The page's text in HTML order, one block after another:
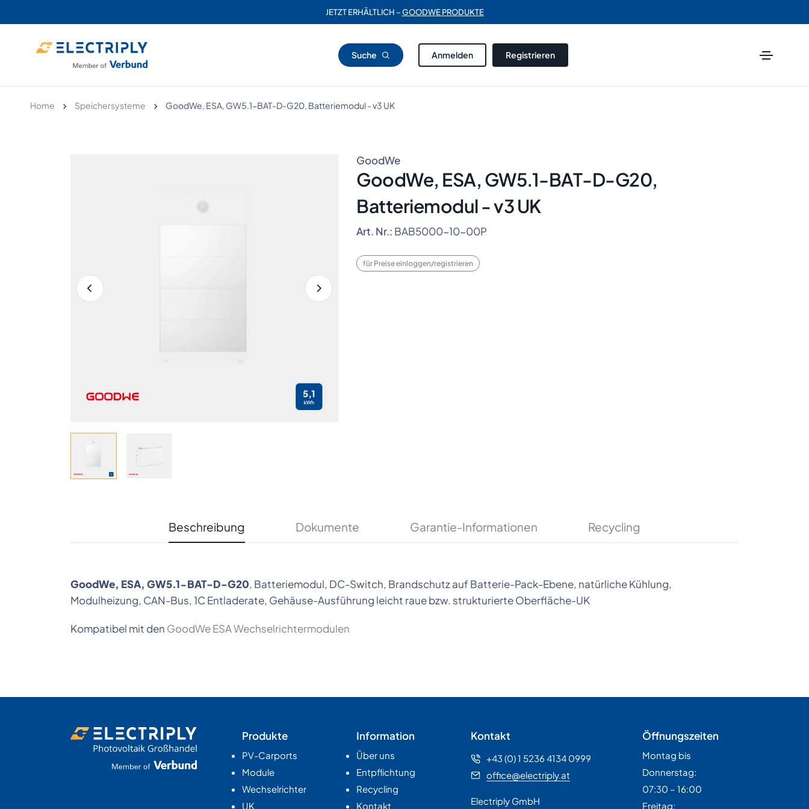
JETZT ERHÄLTLICH –GOODWE PRODUKTE
Suche Anmelden Registrieren
Home Speichersysteme GoodWe, ESA, GW5.1-BAT-D-G20, Batteriemodul - v3 UK
GoodWe
GoodWe, ESA, GW5.1-BAT-D-G20,
Batteriemodul - v3 UK
Art. Nr.: BAB5000-10-00P
für Preise einloggen/registrieren
Beschreibung Dokumente Garantie-Informationen Recycling
GoodWe, ESA, GW5.1-BAT-D-G20, Batteriemodul, DC-Switch, Brandschutz auf Batterie-Pack-Ebene, natürliche Kühlung,
Modulheizung, CAN-Bus, 1C Entladerate, Gehäuse-Ausführung leicht raue bzw. strukturierte Oberfläche-UK
Kompatibel mit den GoodWe ESA Wechselrichtermodulen
Produkte
PV-Carports
Module
Wechselrichter
UK
Information
Über uns
Entpflichtung
Recycling
Kontakt
Kontakt
+43 (0) 1 5236 4134 0999
office@electriply.at
Electriply GmbH
Öffnungszeiten
Montag bis
Donnerstag:
07:30 – 16:00
Freitag: